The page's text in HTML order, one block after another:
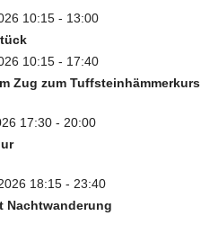
10:15 - 13:00
10:15 - 17:40
Zug zum Tuffsteinhämmerkurs
17:30 - 20:00
18:15 - 23:40
Nachtwanderung